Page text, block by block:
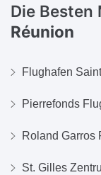
Die
Réunion
Flughafen
Pierrefonds
Roland Garros
St. Gilles